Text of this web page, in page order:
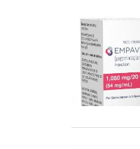
胆汁淤积症
setmelanotide
Humira